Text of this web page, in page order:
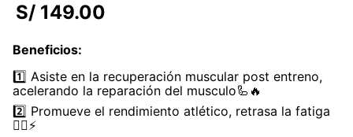
8.
magnesio
9.
stevia
10. proteina
S/ 149.00
Beneficios:
1️⃣ Asiste en la recuperación muscular post entreno,
acelerando la reparación del musculo🦾🔥
2️⃣ Promueve el rendimiento atlético, retrasa la fatiga
🏋️‍♂️⚡